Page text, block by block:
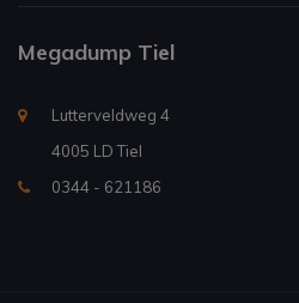
Megadump Tiel
Lutterveldweg 4
4005 LD Tiel
0344 - 621186